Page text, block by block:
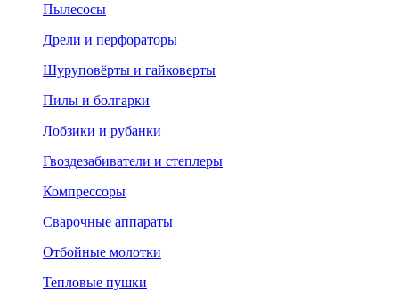
Пылесосы
Дрели и перфораторы
Шуруповёрты и гайковерты
Пилы и болгарки
Лобзики и рубанки
Гвоздезабиватели и степлеры
Компрессоры
Сварочные аппараты
Отбойные молотки
Тепловые пушки